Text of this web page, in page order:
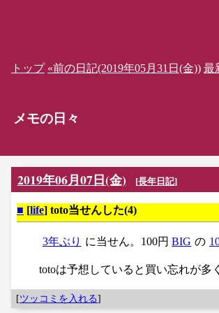
トップ «前の日記(2019年05月31日(金)) 最
メモの日々
2019年06月07日(金) [長年日記]
■ [life] toto当せんした(4)
3年ぶり に当せん。100円 BIG の
totoは予想していると買い忘れが多
[ツッコミを入れる]